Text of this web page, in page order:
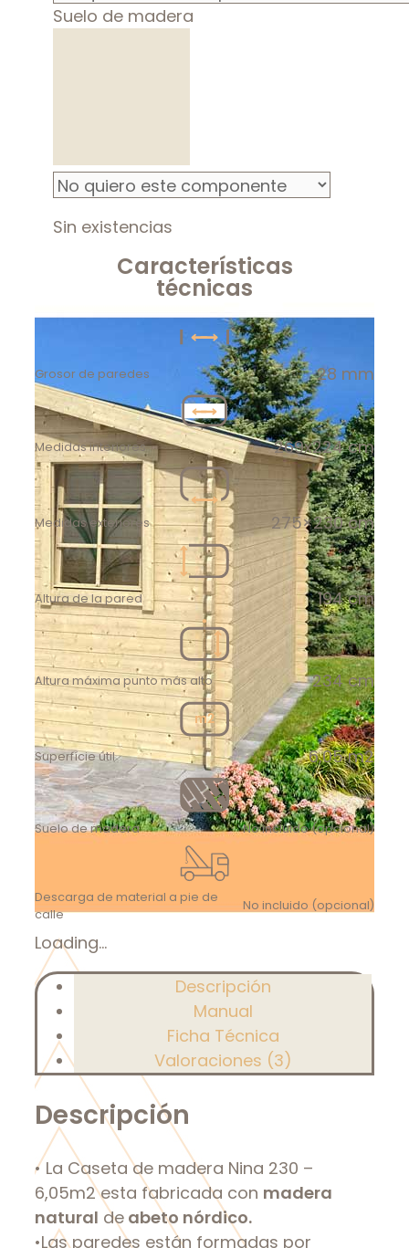
Suelo de madera
Sin existencias
Características
técnicas
Grosor de paredes 28 mm
Medidas interiores 269x224 cm
Medidas exteriores 275×230 cm
Altura de la pared 194 cm
Altura máxima punto más alto 234 cm
Superfície útil 6,05 m2
Suelo de madera No incluido (opcional)
Descarga de material a pie de
calle
No incluido (opcional)
Loading...
Descripción
Manual
Ficha Técnica
Valoraciones (3)
Descripción
• La Caseta de madera Nina 230 –
6,05m2 esta fabricada con madera
natural de abeto nórdico.
•Las paredes están formadas por